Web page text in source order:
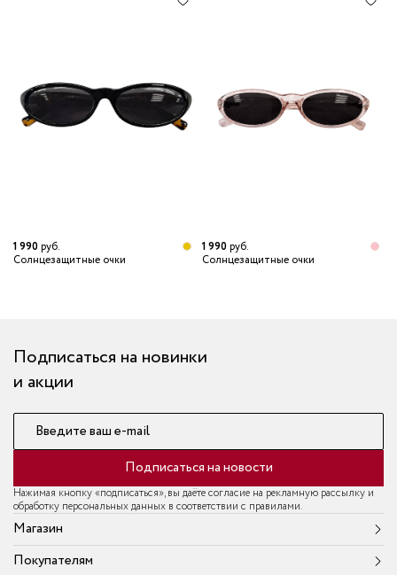
1 990руб.
Солнцезащитные очки
1 990руб.
Солнцезащитные очки
Подписаться на новинки
и акции
Введите ваш e-mail
Подписаться на новости
Нажимая кнопку «подписаться», вы даёте согласие на рекламную рассылку и
обработку персональных данных в соответствии с правилами.
Магазин
Покупателям